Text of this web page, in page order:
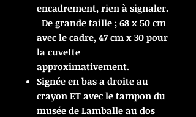
encadrement, rien à signaler.
De grande taille ; 68 x 50 cm
avec le cadre, 47 cm x 30 pour
la cuvette
approximativement.
Signée en bas a droite au
crayon ET avec le tampon du
musée de Lamballe au dos